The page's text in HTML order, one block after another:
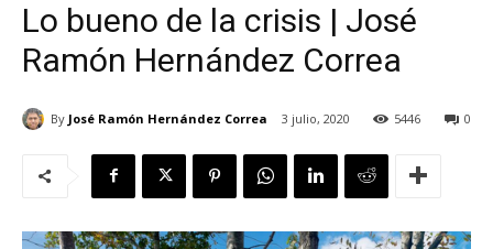
Lo bueno de la crisis | José
Ramón Hernández Correa
By José Ramón Hernández Correa 3 julio, 2020 0
5446